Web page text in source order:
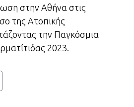
στην Αθήνα στις
της Ατοπικής
την Παγκόσμια
2023.